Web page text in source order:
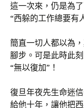
這一次來，仍是為
“西躲的工作總要有
簡直一切人都以為
腳步。可是此時此
“無以復加”！
復旦年夜先生命迷
給他十年，讓他把